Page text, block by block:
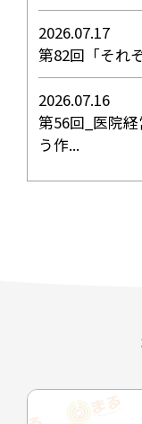
2026.07.17
第82回「それ
2026.07.16
第56回_医院
う作...